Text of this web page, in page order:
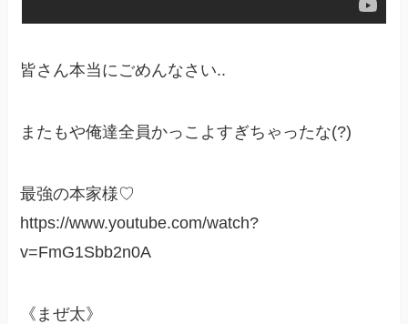
皆さん本当にごめんなさい..
またもや俺達全員かっこよすぎちゃったな(?)
最強の本家様♡
https://www.youtube.com/watch?
v=FmG1Sbb2n0A
《まぜ太》